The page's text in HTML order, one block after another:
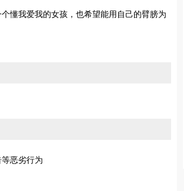
懂我爱我的女孩，也希望能用自己的臂膀为
恶劣行为